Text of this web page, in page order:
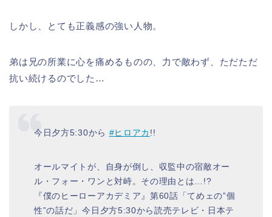
しかし、とても正義感の強い人物。
弟は兄の所業に心を痛めるものの、力で敵わず、ただただ
抗い続けるのでした…
今日夕方5:30から #ヒロアカ !!
オールマイトが、自身が倒し、収監中の宿敵オー
ル・フォー・ワンと対峙。その理由とは…!?
『僕のヒーローアカデミア』第60話「てめェの”個
性”の話だ」今日夕方5:30から読売テレビ・日本テ